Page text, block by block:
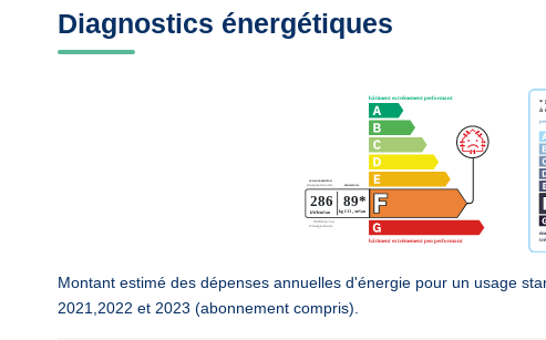
Diagnostics énergétiques
Montant estimé des dépenses annuelles d'énergie pour un usage
2021,2022 et 2023 (abonnement compris).